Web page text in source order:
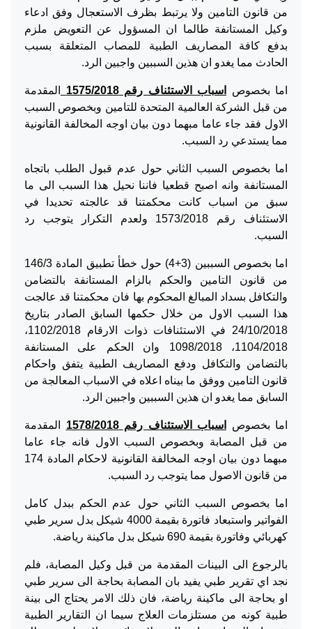
من قانون التامين ولا يرتبط بظرف الاستعجال وفق ادعاء
وكيل المستانفة طالما ان المسؤول عن التعويض ملزم
بدفع كافة المصاريف الطبية للمصاب المتعلقة بسبب
الحادث مما يغدو ان هذين السببين واجبين الرد.
اما بخصوص اسباب الاستئناف رقم 1575/2018
المقدمة
من قبل الشركة العالمية المتحدة للتامين وبخصوص السبب
الاول فقد جاء عاما مبهما دون بيان اوجه المخالفة القانونية
مما يستدعي رد السبب.
اما بخصوص السبب الثاني حول عدم قبول الطلب باتجاه
المستانفة وانه اصبح قطعيا فاننا نحيل هذا السبب الى ما
سبق من اسباب كانت محكمتنا قد عالجته تحديدا في
الاستئناف رقم 1573/2018 ولعدم التكرار يتوجب رد
السبب.
اما بخصوص السببين (3+4) حول خطأ تطبيق المادة 146/3
من قانون التامين والحكم بالزام المستانفة بالتضامن
والتكافل بسداد المبالغ المحكوم بها فان محكمتنا قد عالجت
هذا السبب الاول من خلال حكمها السابق الصادر بتاريخ
24/10/2018 في الاستئنافات ذوات الارقام 1102/2018،
1104/2018، 1098/2018 وان الحكم على المستانفة
بالتضامن والتكافل ودفع المصاريف الطبية يتفق واحكام
قانون التامين ووفق ما بيناه اعلاه في الاسباب المعالجة من
السابق مما يغدو ان هذين السببين واجبين الرد.
اما بخصوص اسباب الاستئناف رقم 1578/2018
المقدمة
من قبل المصابة وبخصوص السبب الاول فانه جاء عاما
مبهما دون بيان اوجه المخالفة القانونية لاحكام المادة 174
من قانون الاصول مما يتوجب رد السبب.
اما بخصوص السبب الثاني حول عدم الحكم ببدل كامل
الفواتير واستبعاد فاتورة بقيمة 4000 شيكل بدل سرير طبي
كهربائي وفاتورة بقيمة 690 شيكل بدل ماكينة رياضة.
بالرجوع الى البينات المقدمة من قبل وكيل المصابة، فلم
نجد اي تقرير طبي يفيد بان المصابة بحاجة الى سرير طبي
او بحاجة الى ماكينة رياضة، فان ذلك الامر يحتاج الى بينة
طبية كونه من مستلزمات العلاج سيما ان التقارير الطبية